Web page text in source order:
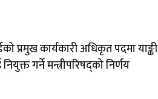
प्रमुख कार्यकारी अधिकृत पदमा याङ्की
गर्ने मन्त्रीपरिषद्को निर्णय